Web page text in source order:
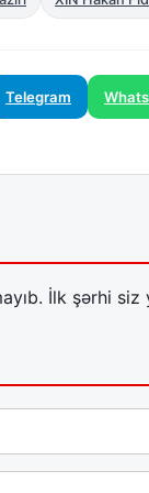
Telegram
İlk şərhi siz